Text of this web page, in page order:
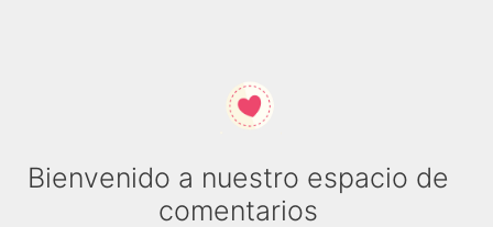
Bienvenido a nuestro espacio de
comentarios